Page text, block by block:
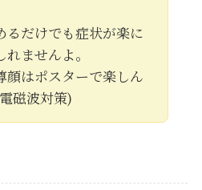
るだけでも症状が楽に
ませんよ。
顔はポスターで楽しん
磁波対策)